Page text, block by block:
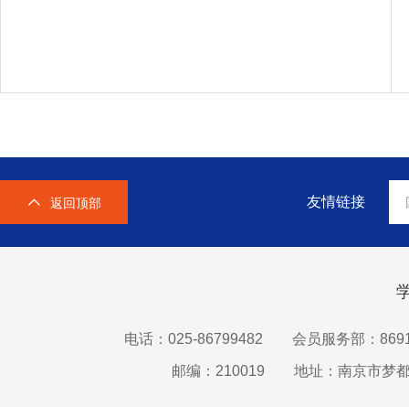
返回顶部 友情链接
电话：025-86799482 会员服务部：
邮编：210019 地址：南京市梦